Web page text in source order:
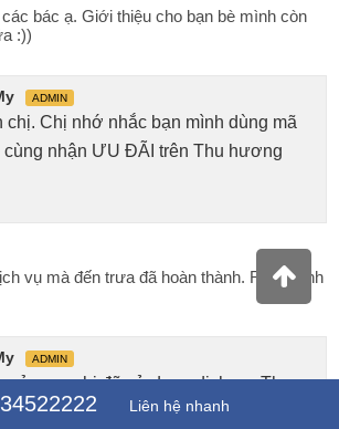
bác ạ. Giới thiệu cho bạn bè mình còn
:))
ADMIN
chị. Chị nhớ nhắc bạn mình dùng mã
nhận ƯU ĐÃI trên Thu hương
vụ mà đến trưa đã hoàn thành. Rất nhanh
ADMIN
cảm ơn chị đã sử dụng dịch vụ. Thu
chị mã khuyến mãi cho lần sử dụng
Liên hệ nhanh